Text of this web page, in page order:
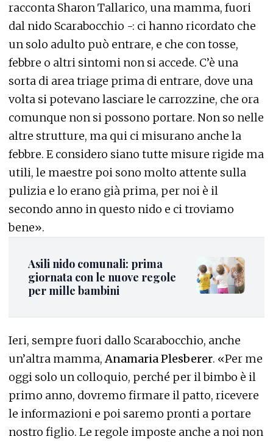
racconta Sharon Tallarico, una mamma, fuori
dal nido Scarabocchio -: ci hanno ricordato che
un solo adulto può entrare, e che con tosse,
febbre o altri sintomi non si accede. C’è una
sorta di area triage prima di entrare, dove una
volta si potevano lasciare le carrozzine, che ora
comunque non si possono portare. Non so nelle
altre strutture, ma qui ci misurano anche la
febbre. E considero siano tutte misure rigide ma
utili, le maestre poi sono molto attente sulla
pulizia e lo erano già prima, per noi è il
secondo anno in questo nido e ci troviamo
bene».
Asili nido comunali: prima
giornata con le nuove regole
per mille bambini
Ieri, sempre fuori dallo Scarabocchio, anche
un’altra mamma,Anamaria Plesberer. «Per me
oggi solo un colloquio, perché per il bimbo è il
primo anno, dovremo firmare il patto, ricevere
le informazioni e poi saremo pronti a portare
nostro figlio. Le regole imposte anche a noi non